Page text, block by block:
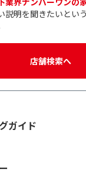
説明を聞きたいとい
店舗検索へ
ガイド